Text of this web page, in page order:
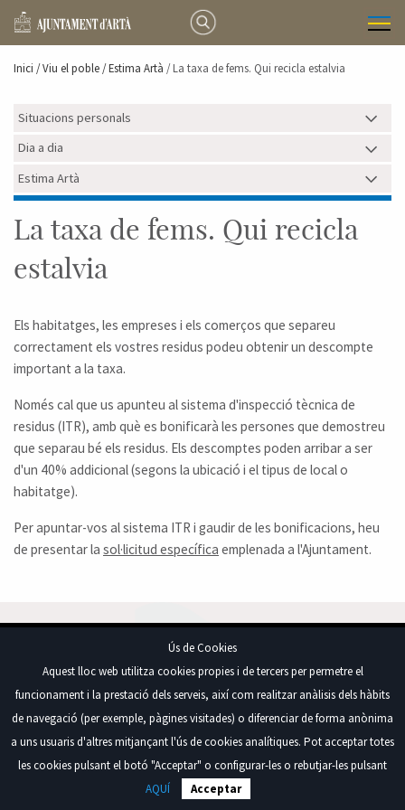
Ús de Cookies
Aquest lloc web utilitza cookies propies i de tercers per permetre el
funcionament i la prestació dels serveis, així com realitzar anàlisis dels hàbits
de navegació (per exemple, pàgines visitades) o diferenciar de forma anònima
a uns usuaris d'altres mitjançant l'ús de cookies analítiques. Pot acceptar totes
les cookies pulsant el botó "Acceptar" o configurar-les o rebutjar-les pulsant
AQUÍ
Acceptar
Inici /Viu el poble / Estima Artà / La taxa de fems. Qui recicla estalvia
Situacions personals
Dia a dia
Estima Artà
La taxa de fems. Qui recicla
estalvia
Els habitatges, les empreses i els comerços que separeu
correctament els vostres residus podeu obtenir un descompte
important a la taxa.
Només cal que us apunteu al sistema d'inspecció tècnica de
residus (ITR), amb què es bonificarà les persones que demostreu
que separau bé els residus. Els descomptes poden arribar a ser
d'un 40% addicional (segons la ubicació i el tipus de local o
habitatge).
Per apuntar-vos al sistema ITR i gaudir de les bonificacions, heu
de presentar la sol·licitud específica emplenada a l'Ajuntament.
Plaça de l'Ajuntament, 1, 07570 Artà, Illes Balears
Tel. 971 82 95 95
Copyright®2026 - Ajuntament d’Artà. Tots els
drets reservats
Política de cookies